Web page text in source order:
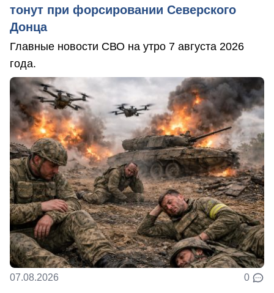
тонут при форсировании Северского
Донца
Главные новости СВО на утро 7 августа 2026
года.
07.08.2026 0